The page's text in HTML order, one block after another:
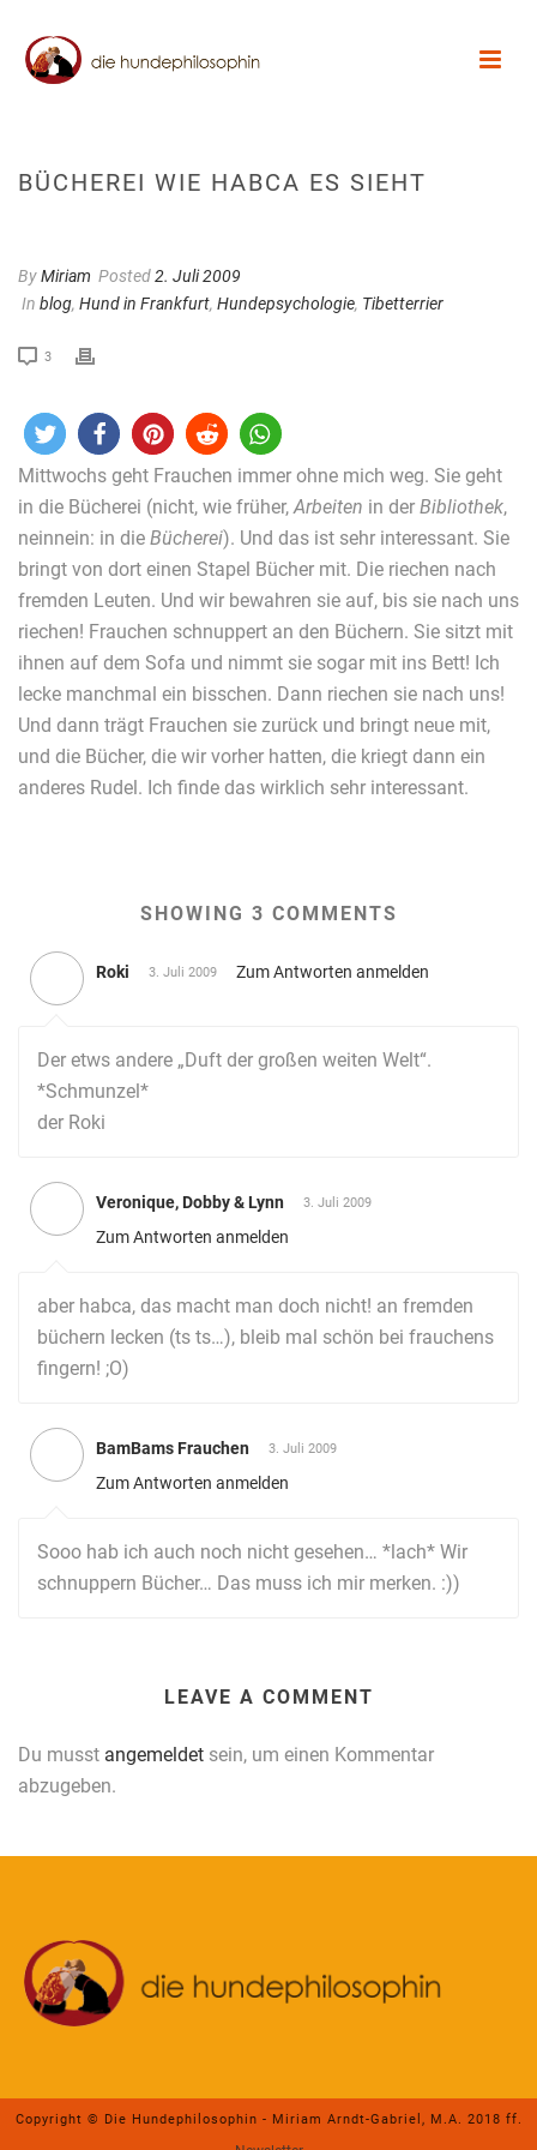
BÜCHEREI WIE HABCA ES SIEHT
ByMiriam Posted2. Juli 2009
In blog, Hund in Frankfurt, Hundepsychologie, Tibetterrier
3
Mittwochs geht Frauchen immer ohne mich weg. Sie geht
in die Bücherei (nicht, wie früher,Arbeiten in der Bibliothek,
neinnein: in die Bücherei). Und das ist sehr interessant. Sie
bringt von dort einen Stapel Bücher mit. Die riechen nach
fremden Leuten. Und wir bewahren sie auf, bis sie nach uns
riechen! Frauchen schnuppert an den Büchern. Sie sitzt mit
ihnen auf dem Sofa und nimmt sie sogar mit ins Bett! Ich
lecke manchmal ein bisschen. Dann riechen sie nach uns!
Und dann trägt Frauchen sie zurück und bringt neue mit,
und die Bücher, die wir vorher hatten, die kriegt dann ein
anderes Rudel. Ich finde das wirklich sehr interessant.
SHOWING 3 COMMENTS
Roki 3. Juli 2009 Zum Antworten anmelden
Der etws andere „Duft der großen weiten Welt“.
*Schmunzel*
der Roki
Veronique, Dobby & Lynn 3. Juli 2009
Zum Antworten anmelden
aber habca, das macht man doch nicht! an fremden
büchern lecken (ts ts…), bleib mal schön bei frauchens
fingern! ;O)
BamBams Frauchen 3. Juli 2009
Zum Antworten anmelden
Sooo hab ich auch noch nicht gesehen… *lach* Wir
schnuppern Bücher… Das muss ich mir merken. :))
LEAVE A COMMENT
Du musst angemeldet sein, um einen Kommentar
abzugeben.
Copyright © Die Hundephilosophin - Miriam Arndt-Gabriel, M.A. 2018 ff.